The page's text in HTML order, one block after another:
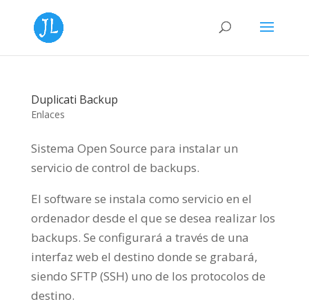
Duplicati Backup
Enlaces
Sistema Open Source para instalar un
servicio de control de backups.
El software se instala como servicio en el
ordenador desde el que se desea realizar los
backups. Se configurará a través de una
interfaz web el destino donde se grabará,
siendo SFTP (SSH) uno de los protocolos de
destino.